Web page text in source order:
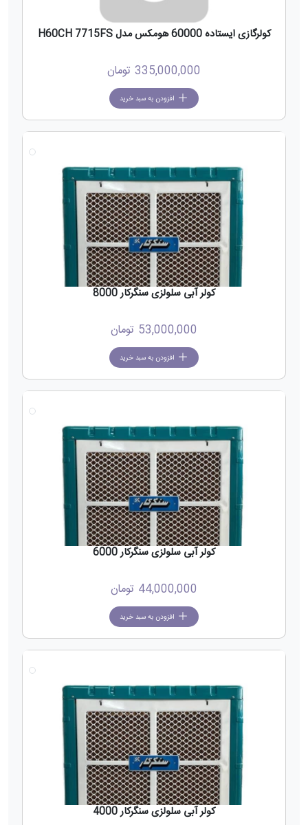
کولرگازی ایستاده 60000 هومکس مدل H60CH 7715FS
335,000,000 تومان
افزودن به سبد خرید
کولر آبی سلولزی سنگرکار 8000
53,000,000 تومان
افزودن به سبد خرید
کولر آبی سلولزی سنگرکار 6000
44,000,000 تومان
افزودن به سبد خرید
کولر آبی سلولزی سنگرکار 4000